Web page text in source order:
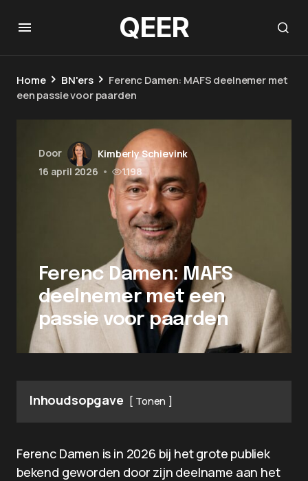
QEER
Home BN'ers
Ferenc Damen: MAFS deelnemer met
een passie voor paarden
Door
Kimberly Schievink
16 april 2026 • 1.198
Ferenc Damen: MAFS
deelnemer met een
passie voor paarden
Inhoudsopgave Tonen
Ferenc Damen is in 2026 bij het grote publiek
bekend geworden door zijn deelname aan het